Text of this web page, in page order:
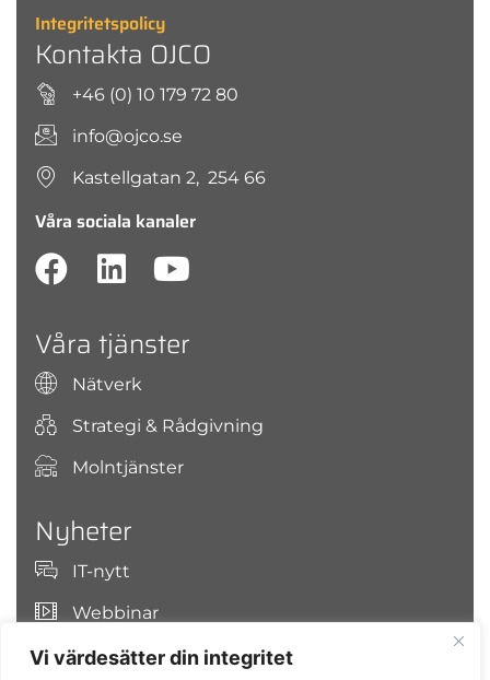
Vi värdesätter din integritet
Integritetspolicy
Kontakta OJCO
+46 (0) 10 179 72 80
info@ojco.se
Kastellgatan 2, 254 66
Våra sociala kanaler
Våra tjänster
Nätverk
Strategi & Rådgivning
Molntjänster
Nyheter
IT-nytt
Webbinar